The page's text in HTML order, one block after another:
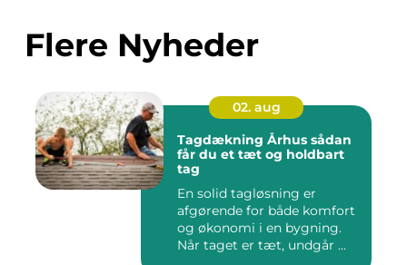
Flere Nyheder
02. aug
Tagdækning Århus sådan
får du et tæt og holdbart
tag
En solid tagløsning er
afgørende for både komfort
og økonomi i en bygning.
Når taget er tæt, undgår ...